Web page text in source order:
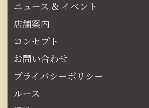
ニュース & イベント
店舗案内
コンセプト
お問い合わせ
プライバシーポリシー
ルース